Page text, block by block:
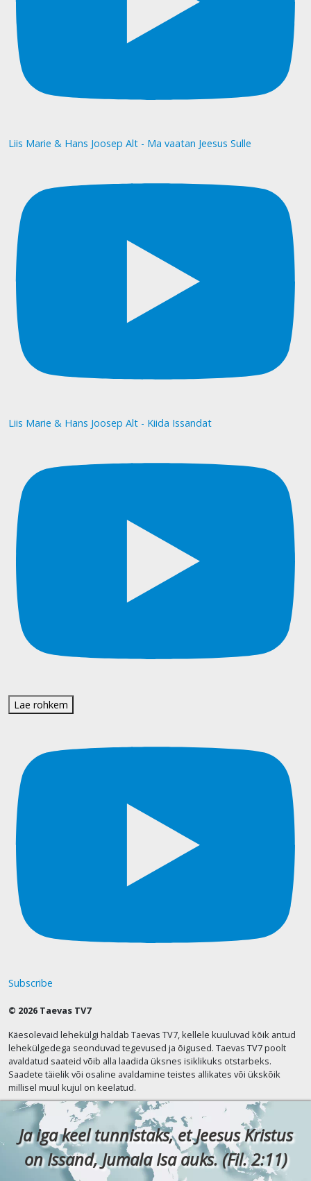
Liis Marie & Hans Joosep Alt - Ma vaatan Jeesus Sulle
Liis Marie & Hans Joosep Alt - Kiida Issandat
Lae rohkem
Subscribe
© 2026 Taevas TV7
Käesolevaid lehekülgi haldab Taevas TV7, kellele kuuluvad kõik antud
lehekülgedega seonduvad tegevused ja õigused. Taevas TV7 poolt
avaldatud saateid võib alla laadida üksnes isiklikuks otstarbeks.
Saadete täielik või osaline avaldamine teistes allikates või ükskõik
millisel muul kujul on keelatud.
Ja iga keel tunnistaks, et Jeesus Kristus
on Issand, Jumala Isa auks. (Fil. 2:11)